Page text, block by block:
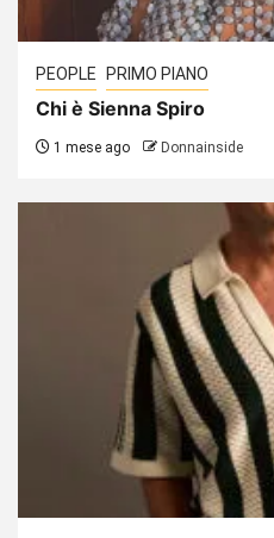
PEOPLE PRIMO PIANO
Chi è Sienna Spiro
1 mese ago Donnainside